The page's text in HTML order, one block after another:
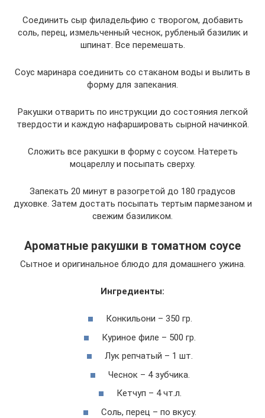
Соединить сыр филадельфию с творогом, добавить
соль, перец, измельченный чеснок, рубленый базилик и
шпинат. Все перемешать.
Соус маринара соединить со стаканом воды и вылить в
форму для запекания.
Ракушки отварить по инструкции до состояния легкой
твердости и каждую нафаршировать сырной начинкой.
Сложить все ракушки в форму с соусом. Натереть
моцареллу и посыпать сверху.
Запекать 20 минут в разогретой до 180 градусов
духовке. Затем достать посыпать тертым пармезаном и
свежим базиликом.
Ароматные ракушки в томатном соусе
Сытное и оригинальное блюдо для домашнего ужина.
Ингредиенты:
Конкильони – 350 гр.
Куриное филе – 500 гр.
Лук репчатый – 1 шт.
Чеснок – 4 зубчика.
Кетчуп – 4 чт.л.
Соль, перец – по вкусу.